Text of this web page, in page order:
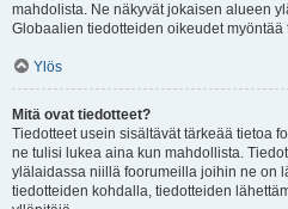
mahdolista. Ne näkyvät jokaisen alueen
Globaalien tiedotteiden oikeudet
Ylös
Mitä ovat tiedotteet?
Tiedotteet usein sisältävät tärkeää tietoa
ne tulisi lukea aina kun mahdollista.
ylälaidassa niillä foorumeilla joihin ne on
tiedotteiden kohdalla, tiedotteiden